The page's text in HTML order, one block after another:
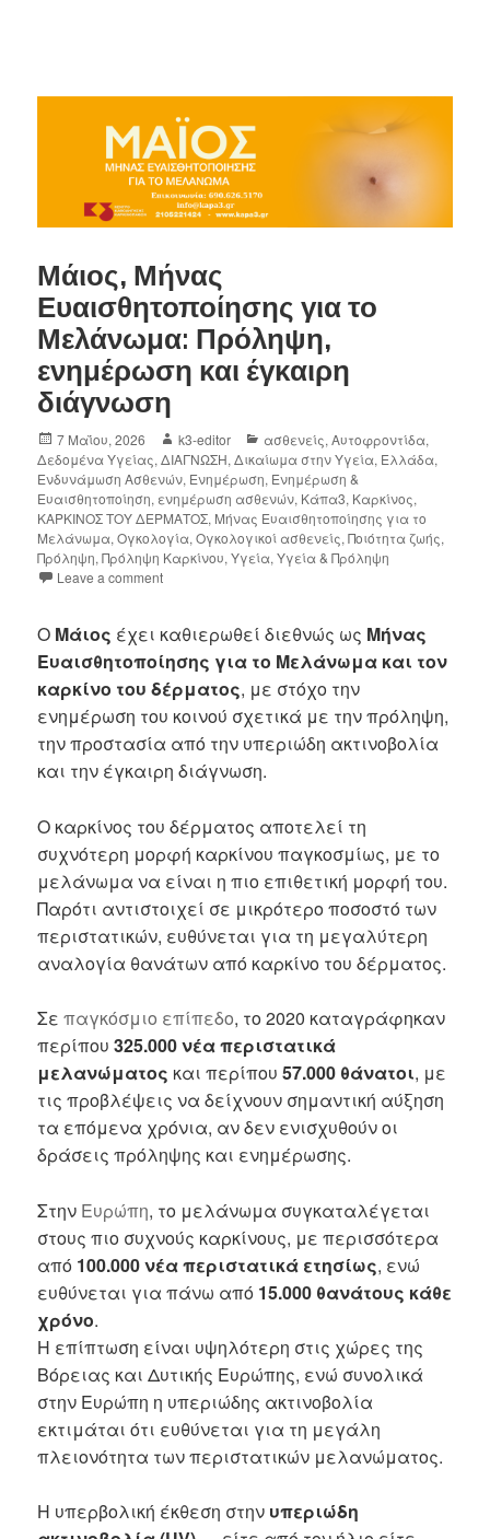
Μάιος, Μήνας
Ευαισθητοποίησης για το
Μελάνωμα: Πρόληψη,
ενημέρωση και έγκαιρη
διάγνωση
7 Μαΐου, 2026 k3-editor ασθενείς,Αυτοφροντίδα,
Δεδομένα Υγείας,ΔΙΑΓΝΩΣΗ,Δικαίωμα στην Υγεία, Ελλάδα,
Ενδυνάμωση Ασθενών, Ενημέρωση, Ενημέρωση &
Ευαισθητοποίηση, ενημέρωση ασθενών, Κάπα3, Καρκίνος,
ΚΑΡΚΙΝΟΣ ΤΟΥ ΔΕΡΜΑΤΟΣ, Μήνας Ευαισθητοποίησης για το
Μελάνωμα,Ογκολογία,Ογκολογικοί ασθενείς,Ποιότητα ζωής,
Πρόληψη,Πρόληψη Καρκίνου,Υγεία,Υγεία & Πρόληψη
Leave a comment
Ο Μάιος έχει καθιερωθεί διεθνώς ως Μήνας
Ευαισθητοποίησης για το Μελάνωμα και τον
καρκίνο του δέρματος, με στόχο την
ενημέρωση του κοινού σχετικά με την πρόληψη,
την προστασία από την υπεριώδη ακτινοβολία
και την έγκαιρη διάγνωση.
Ο καρκίνος του δέρματος αποτελεί τη
συχνότερη μορφή καρκίνου παγκοσμίως, με το
μελάνωμα να είναι η πιο επιθετική μορφή του.
Παρότι αντιστοιχεί σε μικρότερο ποσοστό των
περιστατικών, ευθύνεται για τη μεγαλύτερη
αναλογία θανάτων από καρκίνο του δέρματος.
Σεπαγκόσμιο επίπεδο, το 2020 καταγράφηκαν
περίπου325.000 νέα περιστατικά
μελανώματος και περίπου57.000 θάνατοι, με
τις προβλέψεις να δείχνουν σημαντική αύξηση
τα επόμενα χρόνια, αν δεν ενισχυθούν οι
δράσεις πρόληψης και ενημέρωσης.
Στην Ευρώπη, το μελάνωμα συγκαταλέγεται
στους πιο συχνούς καρκίνους, με περισσότερα
από 100.000 νέα περιστατικά ετησίως, ενώ
ευθύνεται για πάνω από 15.000 θανάτους κάθε
χρόνο.
Η επίπτωση είναι υψηλότερη στις χώρες της
Βόρειας και Δυτικής Ευρώπης, ενώ συνολικά
στην Ευρώπη η υπεριώδης ακτινοβολία
εκτιμάται ότι ευθύνεται για τη μεγάλη
πλειονότητα των περιστατικών μελανώματος.
Η υπερβολική έκθεση στην υπεριώδη